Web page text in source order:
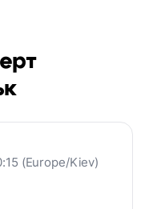
(Europe/Kiev)